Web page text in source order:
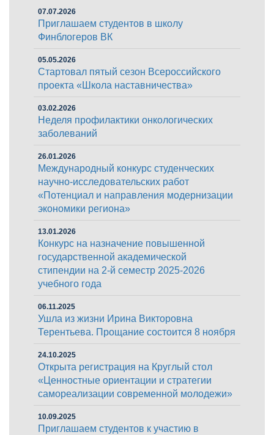
07.07.2026
Приглашаем студентов в школу
Финблогеров ВК
05.05.2026
Стартовал пятый сезон Всероссийского
проекта «Школа наставничества»
03.02.2026
Неделя профилактики онкологических
заболеваний
26.01.2026
Международный конкурс студенческих
научно-исследовательских работ
«Потенциал и направления модернизации
экономики региона»
13.01.2026
Конкурс на назначение повышенной
государственной академической
стипендии на 2-й семестр 2025-2026
учебного года
06.11.2025
Ушла из жизни Ирина Викторовна
Терентьева. Прощание состоится 8 ноября
24.10.2025
Открыта регистрация на Круглый стол
«Ценностные ориентации и стратегии
самореализации современной молодежи»
10.09.2025
Приглашаем студентов к участию в